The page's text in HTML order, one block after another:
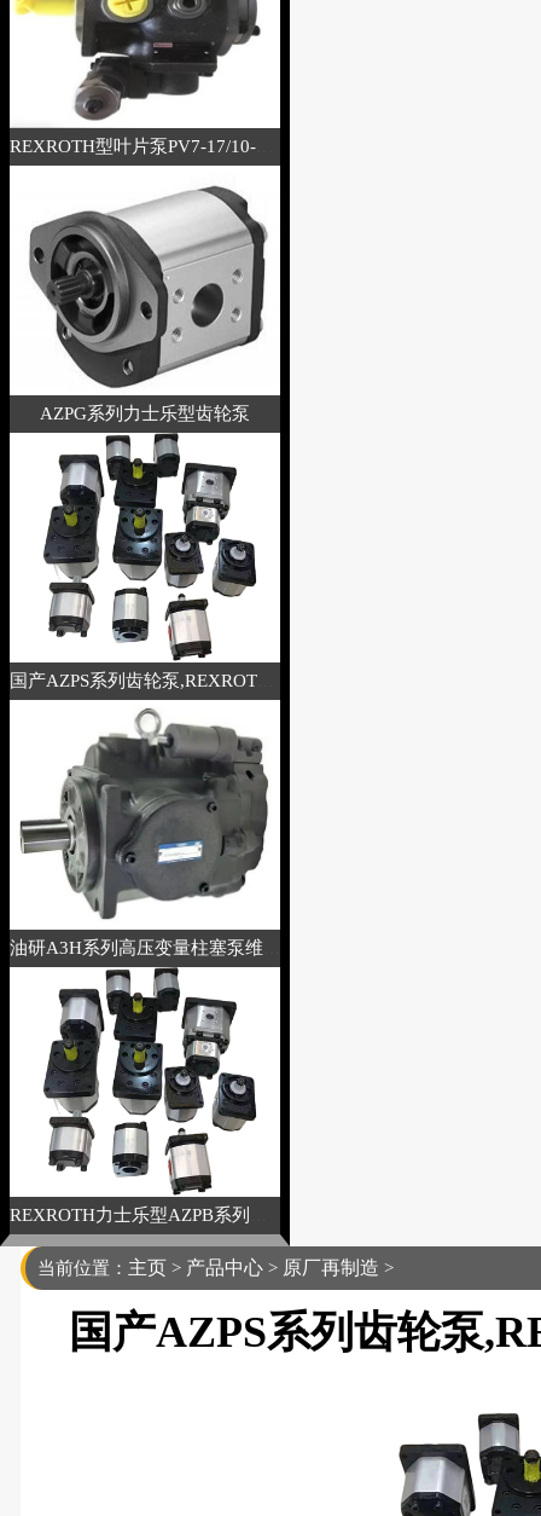
AZPG系列力士乐型齿轮泵
当前位置： 主页 > 产品中心 > 原厂再制造 >
国产AZPS系列齿轮泵